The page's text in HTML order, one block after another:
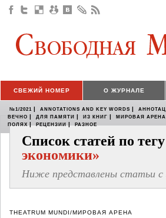
СВЕЖИЙ НОМЕР О ЖУРНАЛЕ
№1/2021 | ANNOTATIONS AND KEY WORDS |
ВЕЧНО | ДЛЯ ПАМЯТИ | ИЗ КНИГ | МИРОВАЯ АРЕНА
ПОЛЯХ | РЕЦЕНЗИИ | РАЗНОЕ
Список статей по тегу
экономики»
Ниже представлены статьи
THEATRUM MUNDI/МИРОВАЯ АРЕНА